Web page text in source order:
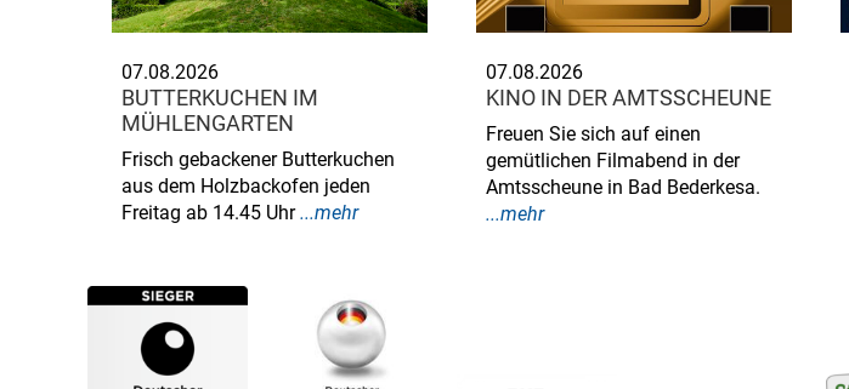
BUTTERKUCHEN IM
MÜHLENGARTEN
07.08.2026
Frisch gebackener Butterkuchen
aus dem Holzbackofen jeden
Freitag ab 14.45 Uhr ...mehr
KINO IN DER AMTSSCHEUNE
07.08.2026
Freuen Sie sich auf einen
gemütlichen Filmabend in der
Amtsscheune in Bad Bederkesa.
...mehr